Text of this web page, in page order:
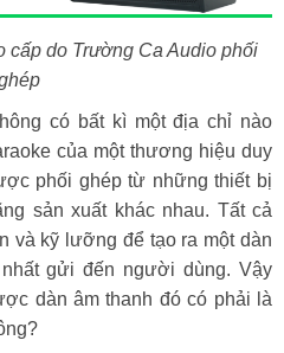
cấp do Trường Ca Audio phối
có bất kì một địa chỉ nào
của một thương hiệu duy
phối ghép từ những thiết bị
sản xuất khác nhau. Tất cả
và kỹ lưỡng để tạo ra một dàn
gửi đến người dùng. Vậy
dàn âm thanh đó có phải là